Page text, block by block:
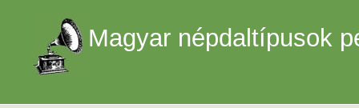
Magyar népdaltípusok